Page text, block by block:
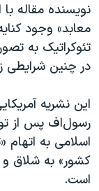
چهل سال
قانون شفافیت
اعتراضات مردمی
نرگس محمدی
همایش
صفحه‌های ویژه
نویسنده مقاله با
معابد» وجود
تئوکراتیک به
در چنین شرایطی
این‌ نشریه
رسول‌اف پس از
اسلامی به اتهام
کشور» به
است.